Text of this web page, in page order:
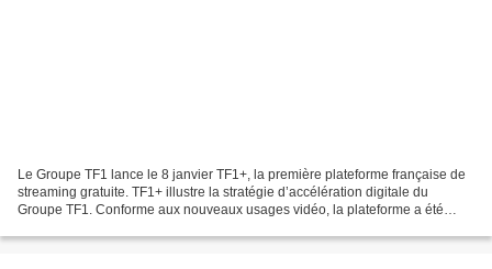
Le Groupe TF1 lance le 8 janvier TF1+, la première plateforme française de
streaming gratuite. TF1+ illustre la stratégie d’accélération digitale du
Groupe TF1. Conforme aux nouveaux usages vidéo, la plateforme a été